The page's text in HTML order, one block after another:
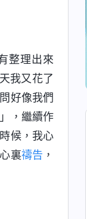
整理出來
我又花了
好像我們
，繼續作
候，我心
裏禱告 ，